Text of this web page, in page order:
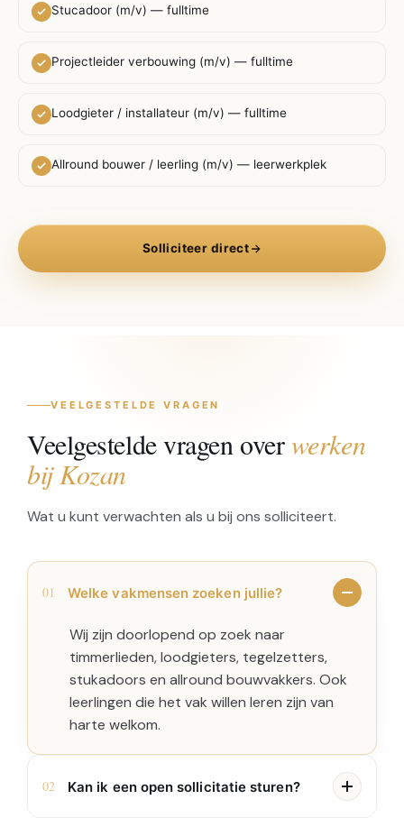
Stucadoor (m/v) — fulltime
Projectleider verbouwing (m/v) — fulltime
Loodgieter / installateur (m/v) — fulltime
Allround bouwer / leerling (m/v) — leerwerkplek
Solliciteer direct
VEELGESTELDE VRAGEN
Veelgestelde vragen overwerken
bij Kozan
Wat u kunt verwachten als u bij ons solliciteert.
01 Welke vakmensen zoeken jullie?
Wij zijn doorlopend op zoek naar
timmerlieden, loodgieters, tegelzetters,
stukadoors en allround bouwvakkers. Ook
leerlingen die het vak willen leren zijn van
harte welkom.
02 Kan ik een open sollicitatie sturen?